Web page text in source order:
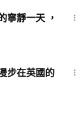
寧靜一天 ，
步在英國的